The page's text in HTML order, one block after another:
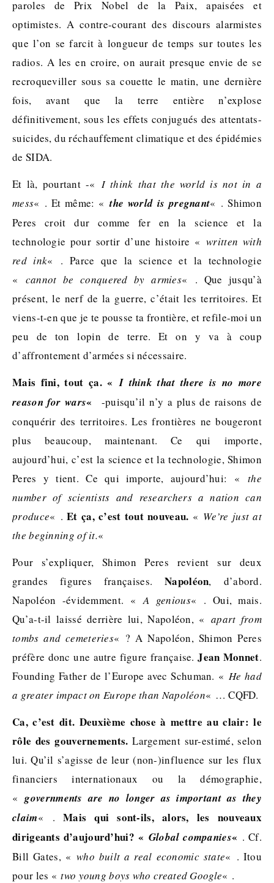
paroles de Prix Nobel de la Paix, apaisées et
optimistes. A contre-courant des discours alarmistes
que l’on se farcit à longueur de temps sur toutes les
radios. A les en croire, on aurait presque envie de se
recroqueviller sous sa couette le matin, une dernière
fois, avant que la terre entière n’explose
définitivement, sous les effets conjugués des attentats-
suicides, du réchauffement climatique et des épidémies
de SIDA.
Et là, pourtant -« I think that the world is not in a
mess« . Et même: «the world is pregnant« . Shimon
Peres croit dur comme fer en la science et la
technologie pour sortir d’une histoire «written with
red ink« . Parce que la science et la technologie
« cannot be conquered by armies« . Que jusqu’à
présent, le nerf de la guerre, c’était les territoires. Et
viens-t-en que je te pousse ta frontière, et refile-moi un
peu de ton lopin de terre. Et on y va à coup
d’affrontement d’armées si nécessaire.
Mais fini, tout ça. «I think that there is no more
reason for wars«
-puisqu’il n’y a plus de raisons de
conquérir des territoires. Les frontières ne bougeront
plus beaucoup, maintenant. Ce qui importe,
aujourd’hui, c’est la science et la technologie, Shimon
Peres y tient. Ce qui importe, aujourd’hui: «the
number of scientists and researchers a nation can
produce« .Et ça, c’est tout nouveau. « We’re just at
the beginning of it.«
Pour s’expliquer, Shimon Peres revient sur deux
grandes figures françaises.Napoléon, d’abord.
Napoléon -évidemment. «A genious« . Oui, mais.
Qu’a-t-il laissé derrière lui, Napoléon, « apart from
tombs and cemeteries« ? A Napoléon, Shimon Peres
préfère donc une autre figure française.Jean Monnet.
Founding Father de l’Europe avec Schuman. « He had
a greater impact on Europe than Napoléon« … CQFD.
Ca, c’est dit. Deuxième chose à mettre au clair: le
rôle des gouvernements. Largement sur-estimé, selon
lui. Qu’il s’agisse de leur (non-)influence sur les flux
financiers internationaux ou la démographie,
«governments are no longer as important as they
claim« .Mais qui sont-ils, alors, les nouveaux
dirigeants d’aujourd’hui? « Global companies« . Cf.
Bill Gates, «who built a real economic state« . Itou
pour les «two young boys who created Google« .